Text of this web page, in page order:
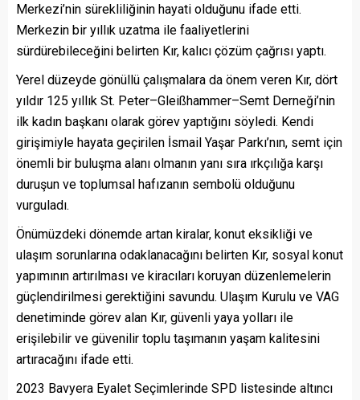
Merkezi’nin sürekliliğinin hayati olduğunu ifade etti.
Merkezin bir yıllık uzatma ile faaliyetlerini
sürdürebileceğini belirten Kır, kalıcı çözüm çağrısı yaptı.
Yerel düzeyde gönüllü çalışmalara da önem veren Kır, dört
yıldır 125 yıllık St. Peter–Gleißhammer–Semt Derneği’nin
ilk kadın başkanı olarak görev yaptığını söyledi. Kendi
girişimiyle hayata geçirilen İsmail Yaşar Parkı’nın, semt için
önemli bir buluşma alanı olmanın yanı sıra ırkçılığa karşı
duruşun ve toplumsal hafızanın sembolü olduğunu
vurguladı.
Önümüzdeki dönemde artan kiralar, konut eksikliği ve
ulaşım sorunlarına odaklanacağını belirten Kır, sosyal konut
yapımının artırılması ve kiracıları koruyan düzenlemelerin
güçlendirilmesi gerektiğini savundu. Ulaşım Kurulu ve VAG
denetiminde görev alan Kır, güvenli yaya yolları ile
erişilebilir ve güvenilir toplu taşımanın yaşam kalitesini
artıracağını ifade etti.
2023 Bavyera Eyalet Seçimlerinde SPD listesinde altıncı